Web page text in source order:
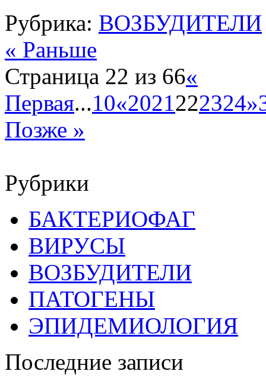
Рубрика: ВОЗБУДИТЕЛИ
« Раньше
Страница 22 из 66«
Первая...10«2021222324»
Позже »
Рубрики
БАКТЕРИОФАГ
ВИРУСЫ
ВОЗБУДИТЕЛИ
ПАТОГЕНЫ
ЭПИДЕМИОЛОГИЯ
Последние записи